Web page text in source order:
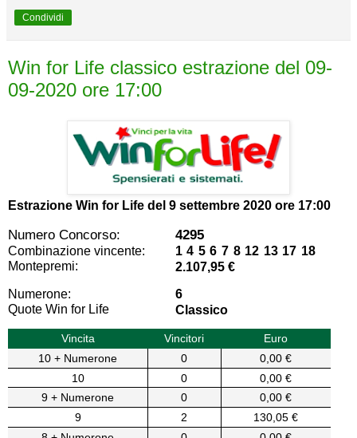
Condividi
Win for Life classico estrazione del 09-
09-2020 ore 17:00
Estrazione Win for Life del 9 settembre 2020 ore 17:00
Numero Concorso: 4295
Combinazione vincente:
1 4 5 6 7 8 12 13 17 18
Montepremi:
2.107,95 €
Numerone:
6
Quote Win for Life
Classico
Vincita Vincitori
Euro
10 + Numerone
0
0,00 €
10
0
0,00 €
9 + Numerone
0
0,00 €
9
2
130,05 €